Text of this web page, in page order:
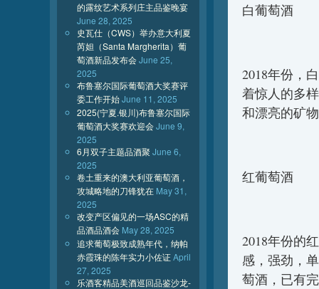
白葡萄酒
2018年份，
着惊人的多
和漂亮的矿
红葡萄酒
2018年份的
感，强劲，
萄酒，已有
的露纹艺术系列庄主品鉴晚宴
June 28, 2025
史瓦仕（CWS）举办意大利夏
芮妲（Santa Margherita）葡
萄酒新品发布会June 25,
2025
布鲁塞尔国际葡萄酒大奖赛评
委工作开始June 11, 2025
2025(宁夏.银川)布鲁塞尔国际
葡萄酒大奖赛欢迎会June 9,
2025
6月双子主题品酒聚 June 6,
2025
卷土重来的澳大利亚葡萄酒，
攻城略地的刀锋犹在 May 31,
2025
改变产区偏见的一场ASC的精
品酒品酒会 May 28, 2025
追求葡萄极致成熟年代，纳帕
赤霞珠的陈年实力小佐证April
27, 2025
乐酒客精品美酒巡回品鉴沙龙-